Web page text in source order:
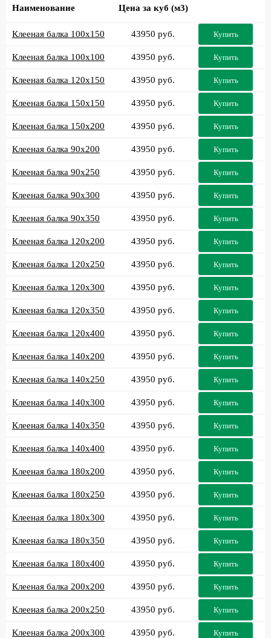
Наименование Цена за куб (м3)
Клееная балка 100x150 43950 руб. Купить
Клееная балка 100x100 43950 руб. Купить
Клееная балка 120x150 43950 руб. Купить
Клееная балка 150x150 43950 руб. Купить
Клееная балка 150x200 43950 руб. Купить
Клееная балка 90x200 43950 руб. Купить
Клееная балка 90x250 43950 руб. Купить
Клееная балка 90x300 43950 руб. Купить
Клееная балка 90x350 43950 руб. Купить
Клееная балка 120x200 43950 руб. Купить
Клееная балка 120x250 43950 руб. Купить
Клееная балка 120x300 43950 руб. Купить
Клееная балка 120x350 43950 руб. Купить
Клееная балка 120x400 43950 руб. Купить
Клееная балка 140x200 43950 руб. Купить
Клееная балка 140x250 43950 руб. Купить
Клееная балка 140x300 43950 руб. Купить
Клееная балка 140x350 43950 руб. Купить
Клееная балка 140x400 43950 руб. Купить
Клееная балка 180x200 43950 руб. Купить
Клееная балка 180x250 43950 руб. Купить
Клееная балка 180x300 43950 руб. Купить
Клееная балка 180x350 43950 руб. Купить
Клееная балка 180x400 43950 руб. Купить
Клееная балка 200x200 43950 руб. Купить
Клееная балка 200x250 43950 руб. Купить
Клееная балка 200x300 43950 руб. Купить